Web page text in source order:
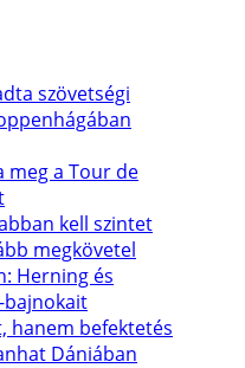
szövetségi
meg a Tour de
kell szintet
megkövetel
Herning és
bajnokait
hanem befektetés
Dániában